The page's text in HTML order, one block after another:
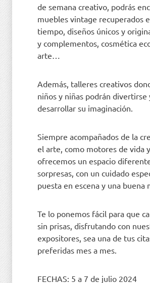
de semana creativo, podrás
muebles vintage recuperados
tiempo, diseños únicos y
y complementos, cosmética
arte…
Además, talleres creativos
niños y niñas podrán divertirse
desarrollar su imaginación.
Siempre acompañados de la
el arte, como motores de vida
ofrecemos un espacio
sorpresas, con un cuidado
puesta en escena y una buena
Te lo ponemos fácil para que
sin prisas, disfrutando con
expositores, sea una de tus
preferidas mes a mes.
FECHAS: 5 a 7 de julio 2024